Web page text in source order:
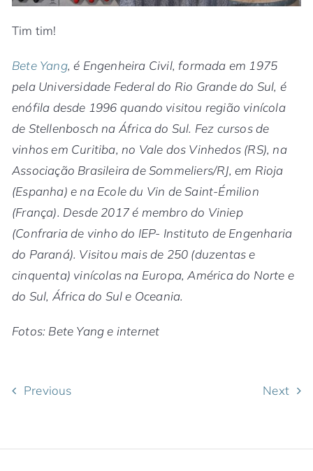
Tim tim!
Bete Yang, é Engenheira Civil, formada em 1975
pela Universidade Federal do Rio Grande do Sul, é
enófila desde 1996 quando visitou região vinícola
de Stellenbosch na África do Sul. Fez cursos de
vinhos em Curitiba, no Vale dos Vinhedos (RS), na
Associação Brasileira de Sommeliers/RJ, em Rioja
(Espanha) e na Ecole du Vin de Saint-Émilion
(França). Desde 2017 é membro do Viniep
(Confraria de vinho do IEP- Instituto de Engenharia
do Paraná). Visitou mais de 250 (duzentas e
cinquenta) vinícolas na Europa, América do Norte e
do Sul, África do Sul e Oceania.
Fotos: Bete Yang e internet
Previous Next